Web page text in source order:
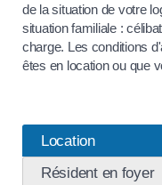
de la situation de votre
situation familiale :
charge. Les conditions
êtes en location ou que
Location
Résident en foyer